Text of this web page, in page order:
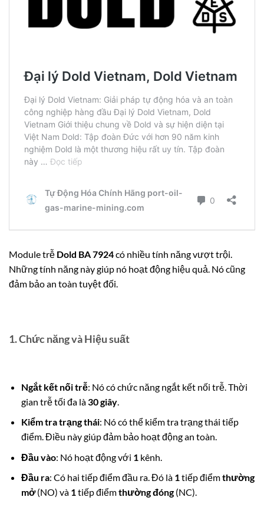
Module trễ Dold BA 7924có nhiều tính năng vượt trội.
Những tính năng này giúp nó hoạt động hiệu quả. Nó cũng
đảm bảo an toàn tuyệt đối.
1. Chức năng và Hiệu suất
Ngắt kết nối trễ: Nó có chức năng ngắt kết nối trễ. Thời
gian trễ tối đa là30 giây.
Kiểm tra trạng thái: Nó có thể kiểm tra trạng thái tiếp
điểm.Điều này giúp đảm bảo hoạt động an toàn.
Đầu vào: Nó hoạt động với 1kênh.
Đầu ra: Có hai tiếp điểm đầu ra. Đó là 1tiếp điểmthường
mở(NO) và 1tiếp điểmthường đóng(NC).